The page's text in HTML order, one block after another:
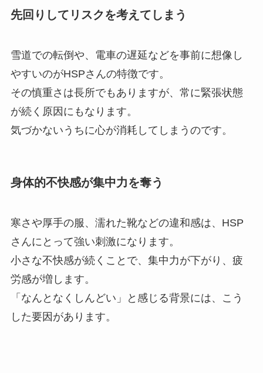
先回りしてリスクを考えてしまう
雪道での転倒や、電車の遅延などを事前に想像し
やすいのがHSPさんの特徴です。
その慎重さは長所でもありますが、常に緊張状態
が続く原因にもなります。
気づかないうちに心が消耗してしまうのです。
身体的不快感が集中力を奪う
寒さや厚手の服、濡れた靴などの違和感は、HSP
さんにとって強い刺激になります。
小さな不快感が続くことで、集中力が下がり、疲
労感が増します。
「なんとなくしんどい」と感じる背景には、こう
した要因があります。